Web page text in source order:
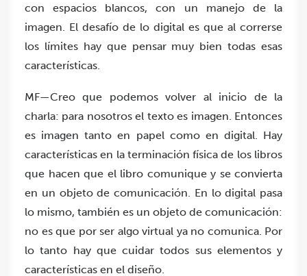
con espacios blancos, con un manejo de la
imagen. El desafío de lo digital es que al correrse
los límites hay que pensar muy bien todas esas
características.
MF—Creo que podemos volver al inicio de la
charla: para nosotros el texto es imagen. Entonces
es imagen tanto en papel como en digital. Hay
características en la terminación física de los libros
que hacen que el libro comunique y se convierta
en un objeto de comunicación. En lo digital pasa
lo mismo, también es un objeto de comunicación:
no es que por ser algo virtual ya no comunica. Por
lo tanto hay que cuidar todos sus elementos y
características en el diseño.